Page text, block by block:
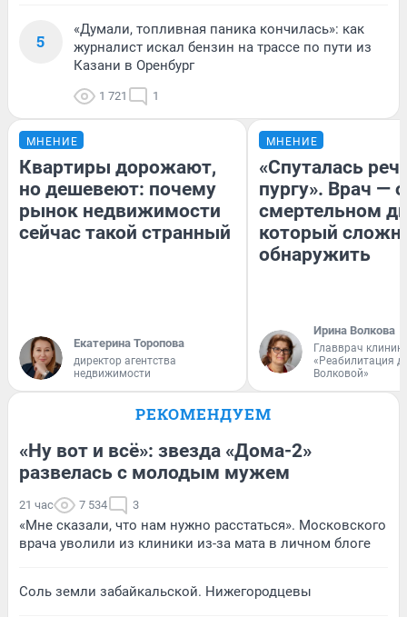
5
«Думали, топливная паника кончилась»: как
журналист искал бензин на трассе по пути из
Казани в Оренбург
1 721 1
МНЕНИЕ
Квартиры дорожают,
но дешевеют: почему
рынок недвижимости
сейчас такой странный
Екатерина Торопова
директор агентства
недвижимости
МНЕНИЕ
«Спуталась
пургу». Врач — о
смертельном
который
обнаружить
Ирина Волкова
Главврач
«Реабилитация
Волковой»
РЕКОМЕНДУЕМ
«Ну вот и всё»: звезда «Дома-2»
развелась с молодым мужем
21 час 7 534 3
«Мне сказали, что нам нужно расстаться». Московского
врача уволили из клиники из-за мата в личном блоге
Соль земли забайкальской. Нижегородцевы